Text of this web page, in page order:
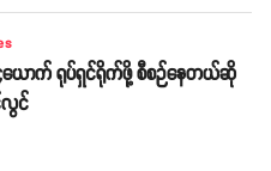
ောက် ရုပ်ရှင်ရိုက်ဖို့ စီစဉ်နေတယ်ဆို
လွင်